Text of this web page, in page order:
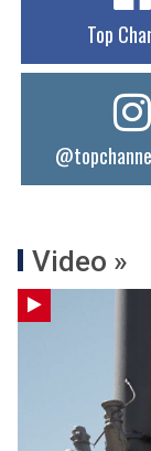
Top
Video »